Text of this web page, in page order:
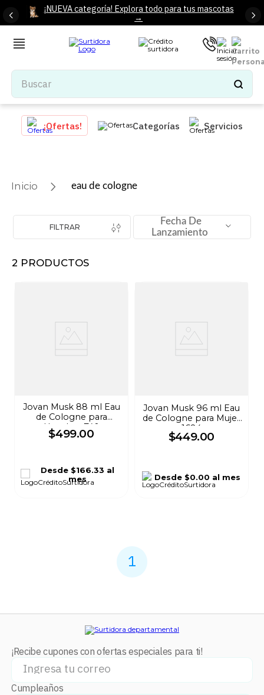
¡NUEVA categoría! Explora todo para tus mascotas
→
Buscar
TÉRMINOS MÁS BUSCADOS
1.
tenis mujer
iphone
5.
tenis
¡Ofertas! Categorías Servicios
eau de cologne
FILTRAR
Fecha De
Lanzamiento
2 PRODUCTOS
Jovan Musk 88 ml Eau
de Cologne para
Hombre 740
$499.00
Desde $166.33 al
mes
Jovan Musk 96 ml Eau
de Cologne para Mujer
1684
$449.00
Desde $0.00 al mes
1
¡Recibe cupones con ofertas especiales para ti!
Cumpleaños